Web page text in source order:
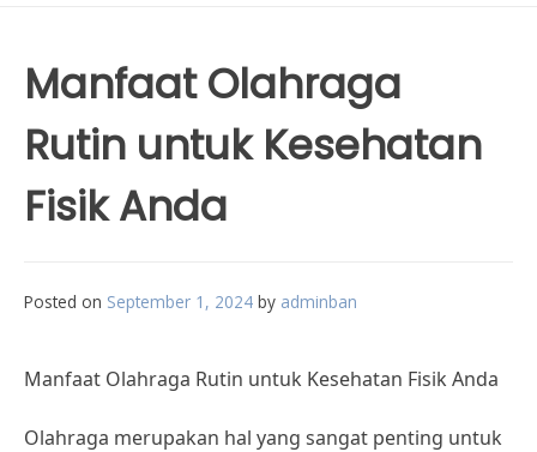
Manfaat Olahraga
Rutin untuk Kesehatan
Fisik Anda
Posted on September 1, 2024 by adminban
Manfaat Olahraga Rutin untuk Kesehatan Fisik Anda
Olahraga merupakan hal yang sangat penting untuk